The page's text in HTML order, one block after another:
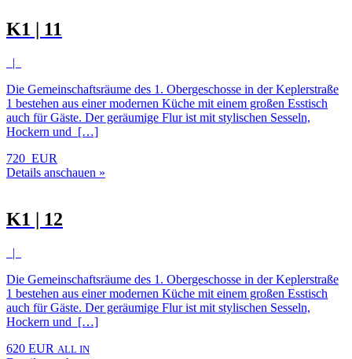
K1 | 11
|
Die Gemeinschaftsräume des 1. Obergeschosse in der Keplerstraße
1 bestehen aus einer modernen Küche mit einem großen Esstisch
auch für Gäste. Der geräumige Flur ist mit stylischen Sesseln,
Hockern und […]
720 EUR
Details anschauen »
K1 | 12
|
Die Gemeinschaftsräume des 1. Obergeschosse in der Keplerstraße
1 bestehen aus einer modernen Küche mit einem großen Esstisch
auch für Gäste. Der geräumige Flur ist mit stylischen Sesseln,
Hockern und […]
620 EUR ALL IN